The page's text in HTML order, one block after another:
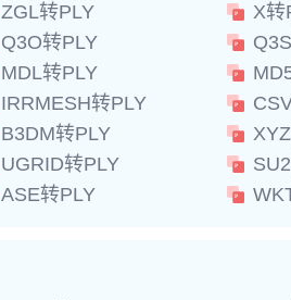
ZGL转PLY X转
Q3O转PLY
MDL转PLY
IRRMESH转PLY
B3DM转PLY
UGRID转PLY
ASE转PLY